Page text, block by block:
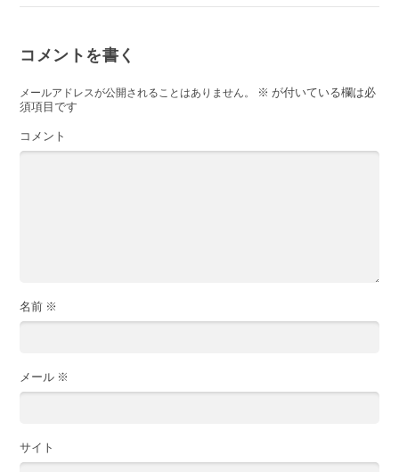
コメントを書く
メールアドレスが公開されることはありません。 ※ が付いている欄は必
須項目です
コメント
名前 ※
メール ※
サイト